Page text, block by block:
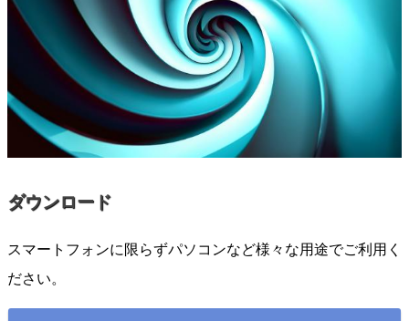
ダウンロード
スマートフォンに限らずパソコンなど様々な用途でご利用く
ださい。